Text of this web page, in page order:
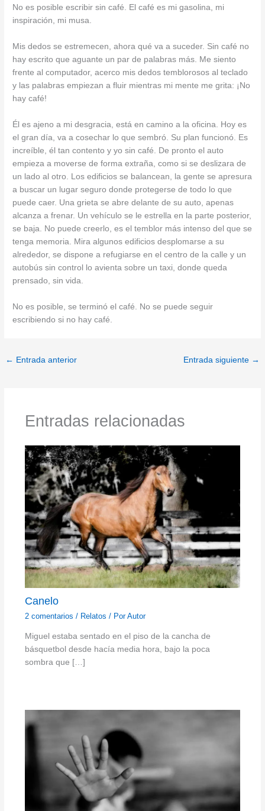
No es posible escribir sin café. El café es mi gasolina, mi
inspiración, mi musa.
Mis dedos se estremecen, ahora qué va a suceder. Sin café no
hay escrito que aguante un par de palabras más. Me siento
frente al computador, acerco mis dedos temblorosos al teclado
y las palabras empiezan a fluir mientras mi mente me grita: ¡No
hay café!
Él es ajeno a mi desgracia, está en camino a la oficina. Hoy es
el gran día, va a cosechar lo que sembró. Su plan funcionó. Es
increíble, él tan contento y yo sin café. De pronto el auto
empieza a moverse de forma extraña, como si se deslizara de
un lado al otro. Los edificios se balancean, la gente se apresura
a buscar un lugar seguro donde protegerse de todo lo que
puede caer. Una grieta se abre delante de su auto, apenas
alcanza a frenar. Un vehículo se le estrella en la parte posterior,
se baja. No puede creerlo, es el temblor más intenso del que se
tenga memoria. Mira algunos edificios desplomarse a su
alrededor, se dispone a refugiarse en el centro de la calle y un
autobús sin control lo avienta sobre un taxi, donde queda
prensado, sin vida.
No es posible, se terminó el café. No se puede seguir
escribiendo si no hay café.
← Entrada anterior Entrada siguiente →
Entradas relacionadas
Canelo
2 comentarios / Relatos / PorAutor
Miguel estaba sentado en el piso de la cancha de
básquetbol desde hacía media hora, bajo la poca
sombra que […]